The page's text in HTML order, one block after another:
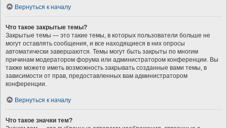
Вернуться к началу
Что такое закрытые темы?
Закрытые темы — это такие темы, в которых пользователи больше не
могут оставлять сообщения, и все находящиеся в них опросы
автоматически завершаются. Темы могут быть закрыты по многим
причинам модератором форума или администратором конференции. Вы
также можете иметь возможность закрывать созданные вами темы, в
зависимости от прав, предоставленных вам администратором
конференции.
Вернуться к началу
Что такое значки тем?